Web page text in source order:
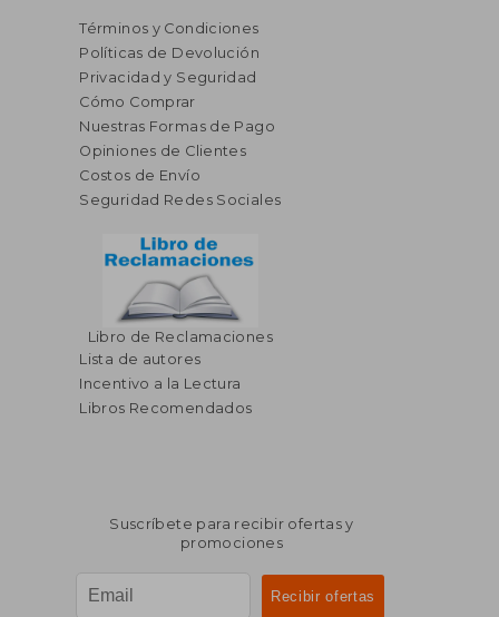
Términos y Condiciones
Políticas de Devolución
Privacidad y Seguridad
Cómo Comprar
Nuestras Formas de Pago
Opiniones de Clientes
Costos de Envío
Seguridad Redes Sociales
Libro de Reclamaciones
Lista de autores
Incentivo a la Lectura
Libros Recomendados
Suscríbete para recibir ofertas y
promociones